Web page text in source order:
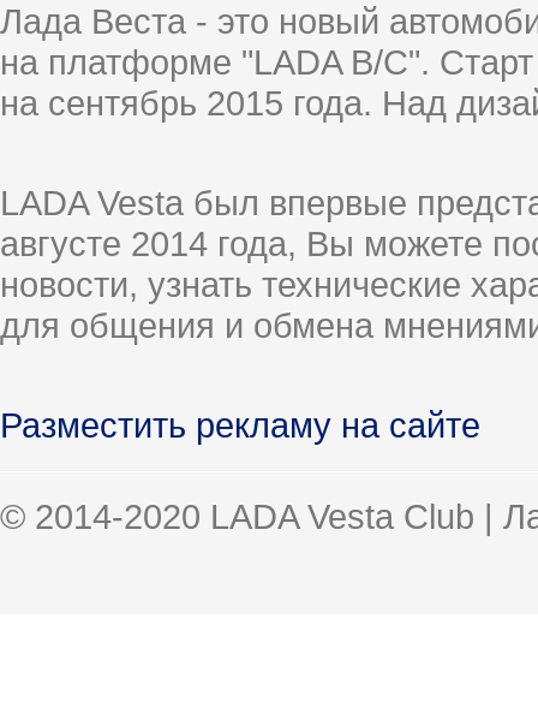
Лада Веста - это новый
на платформе "LADA B/C".
на сентябрь 2015 года. Над
LADA Vesta был впервые
августе 2014 года, Вы можете
новости, узнать технические
для общения и обмена
Разместить рекламу на сайте
© 2014-2020 LADA Vesta Club |